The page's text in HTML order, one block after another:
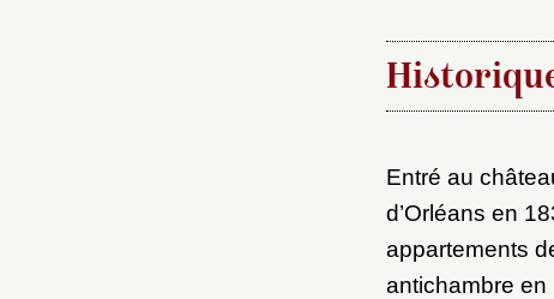
Entré au
d’Orléans en
appartements
antichambre en
Nom du